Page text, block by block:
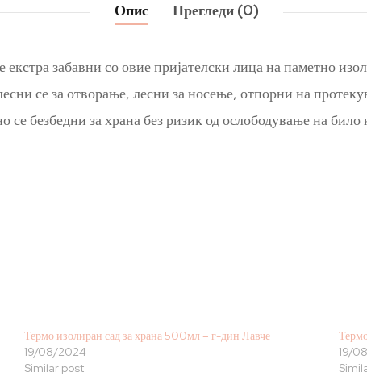
Опис Прегледи (0)
забавни со овие пријателски лица на паметно
се за отворање, лесни за носење, отпорни на
се безбедни за храна без ризик од ослободување на
Термо изолиран сад за храна 500мл – г-дин Лавче
19/08/2024
Similar post
19/